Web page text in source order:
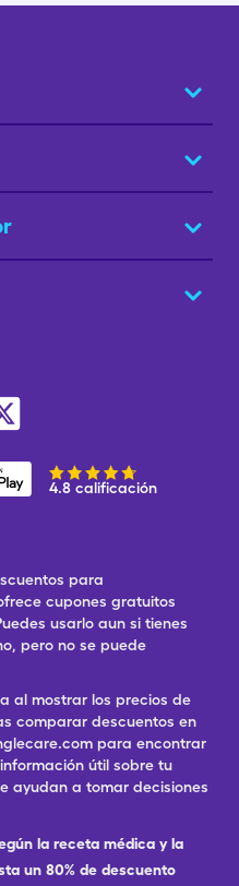
4.8 calificación
para
cupones gratuitos
usarlo aun si tienes
pero no se puede
al mostrar los precios de
comparar descuentos en
para encontrar
útil sobre tu
ayudan a tomar decisiones
la receta médica y la
un 80% de descuento